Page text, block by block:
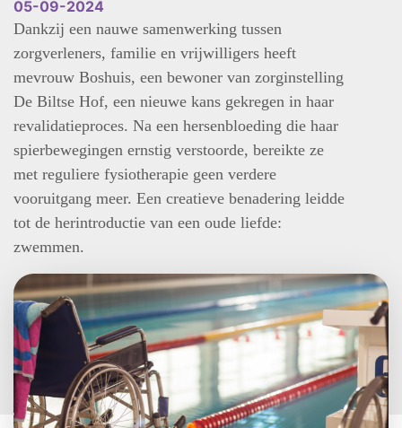
05-09-2024
Dankzij een nauwe samenwerking tussen
zorgverleners, familie en vrijwilligers heeft
mevrouw Boshuis, een bewoner van zorginstelling
De Biltse Hof, een nieuwe kans gekregen in haar
revalidatieproces. Na een hersenbloeding die haar
spierbewegingen ernstig verstoorde, bereikte ze
met reguliere fysiotherapie geen verdere
vooruitgang meer. Een creatieve benadering leidde
tot de herintroductie van een oude liefde:
zwemmen.